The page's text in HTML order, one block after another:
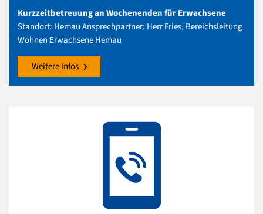
Kurzzeitbetreuung an Wochenenden für Erwachsene
Standort: HemauAnsprechpartner: Herr Fries, Bereichsleitung
Wohnen Erwachsene Hemau
Weitere Infos